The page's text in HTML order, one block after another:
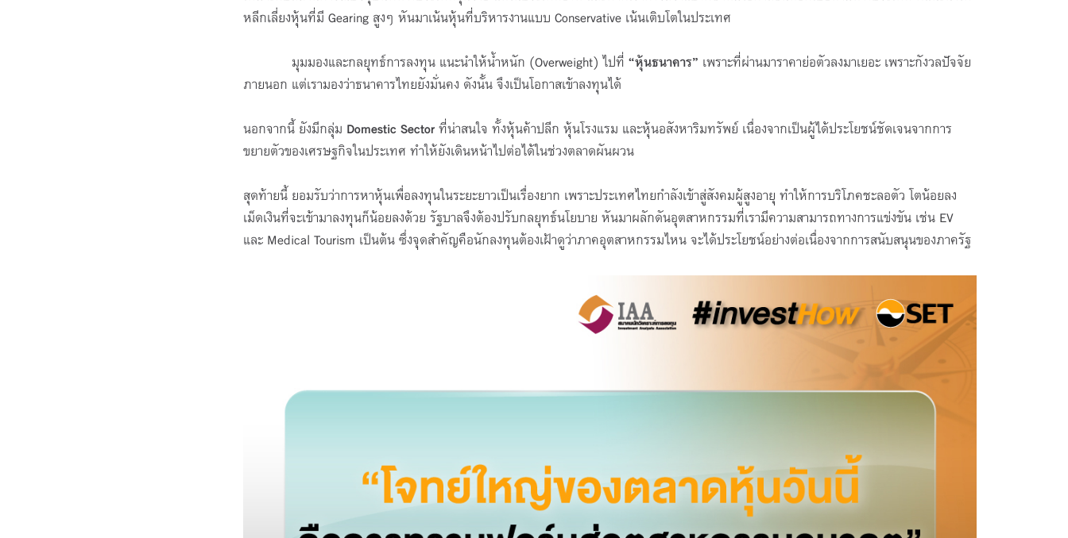
หลีกเลี่ยงหุ้นที่มี Gearing สูงๆ หันมาเน้นหุ้นที่บริหารงานแบบ Conservative เน้นเติบโตในประเทศ
มุมมองและกลยุทธ์การลงทุน แนะนำให้น้ำหนัก (Overweight) ไปที่ “หุ้นธนาคาร” เพราะที่ผ่านมาราคาย่อตัวลงมาเยอะ เพราะกังวลปัจจัย
ภายนอก แต่เรามองว่าธนาคารไทยยังมั่นคง ดังนั้น จึงเป็นโอกาสเข้าลงทุนได้
นอกจากนี้ ยังมีกลุ่ม Domestic Sectorที่น่าสนใจ ทั้งหุ้นค้าปลีก หุ้นโรงแรม และหุ้นอสังหาริมทรัพย์ เนื่องจากเป็นผู้ได้ประโยชน์ชัดเจนจากการ
ขยายตัวของเศรษฐกิจในประเทศ ทำให้ยังเดินหน้าไปต่อได้ในช่วงตลาดผันผวน
สุดท้ายนี้ ยอมรับว่าการหาหุ้นเพื่อลงทุนในระยะยาวเป็นเรื่องยาก เพราะประเทศไทยกำลังเข้าสู่สังคมผู้สูงอายุ ทำให้การบริโภคชะลอตัว โตน้อยลง
เม็ดเงินที่จะเข้ามาลงทุนก็น้อยลงด้วย รัฐบาลจึงต้องปรับกลยุทธ์นโยบาย หันมาผลักดันอุตสาหกรรมที่เรามีความสามารถทางการแข่งขัน เช่น EV
และ Medical Tourism เป็นต้น ซึ่งจุดสำคัญคือนักลงทุนต้องเฝ้าดูว่าภาคอุตสาหกรรมไหน จะได้ประโยชน์อย่างต่อเนื่องจากการสนับสนุนของภาครัฐ